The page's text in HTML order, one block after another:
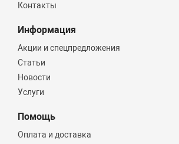
Контакты
Информация
Акции и спецпредложения
Статьи
Новости
Услуги
Помощь
Оплата и доставка